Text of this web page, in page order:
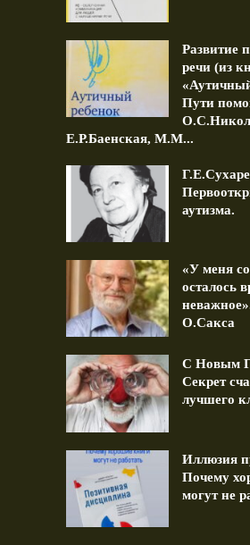
Развитие
речи (из
Пути
Е.Р.Баенская, М.М...
аутизма.
«У меня
осталось
О.Сакса
С Новым
Секрет
лучшего
Иллюзия
Почему
могут не